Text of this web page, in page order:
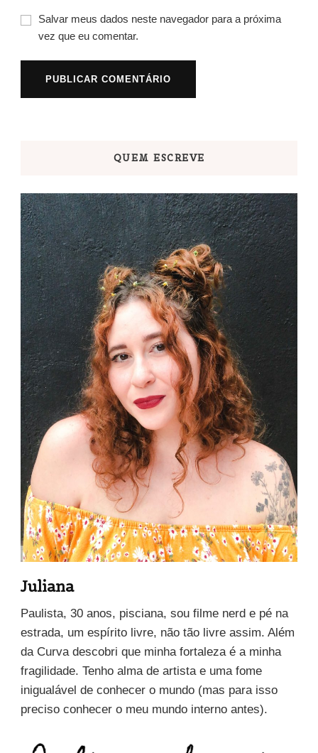
Salvar meus dados neste navegador para a próxima
vez que eu comentar.
QUEM ESCREVE
Juliana
Paulista, 30 anos, pisciana, sou filme nerd e pé na
estrada, um espírito livre, não tão livre assim. Além
da Curva descobri que minha fortaleza é a minha
fragilidade. Tenho alma de artista e uma fome
inigualável de conhecer o mundo (mas para isso
preciso conhecer o meu mundo interno antes).